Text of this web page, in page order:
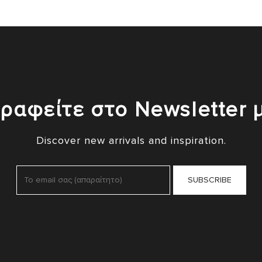
στο Newsletter
Discover new arrivals and inspiration.